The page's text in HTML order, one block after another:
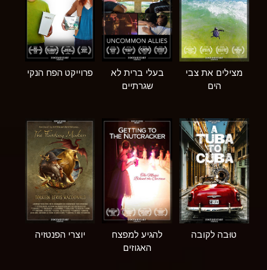
מצילים את צבי
הים
בעלי ברית לא
שגרתיים
פרוייקט הפח הנקי
טוּבה לקובה
להגיע למפצח
האגוזים
יוצרי הפנטזיה